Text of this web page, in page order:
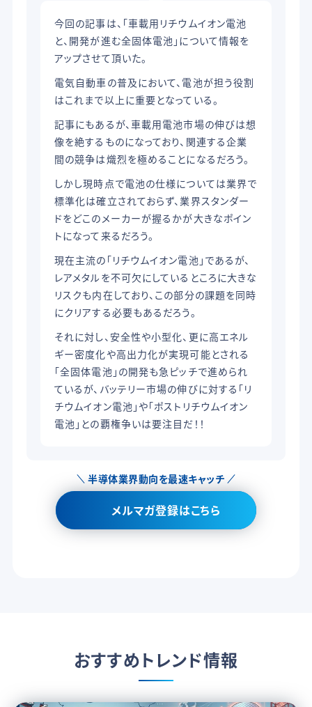
今回の記事は、「車載用リチウムイオン電池
と、開発が進む全固体電池」について情報を
アップさせて頂いた。
電気自動車の普及において、電池が担う役割
はこれまで以上に重要となっている。
記事にもあるが、車載用電池市場の伸びは想
像を絶するものになっており、関連する企業
間の競争は熾烈を極めることになるだろう。
しかし現時点で電池の仕様については業界で
標準化は確立されておらず、業界スタンダー
ドをどこのメーカーが握るかが大きなポイン
トになって来るだろう。
現在主流の「リチウムイオン電池」であるが、
レアメタルを不可欠にしているところに大きな
リスクも内在しており、この部分の課題を同時
にクリアする必要もあるだろう。
それに対し、安全性や小型化、更に高エネル
ギー密度化や高出力化が実現可能とされる
「全固体電池」の開発も急ピッチで進められ
ているが、バッテリー市場の伸びに対する「リ
チウムイオン電池」や「ポストリチウムイオン
電池」との覇権争いは要注目だ！！
半導体業界動向を最速キャッチ
メルマガ登録はこちら
おすすめトレンド情報